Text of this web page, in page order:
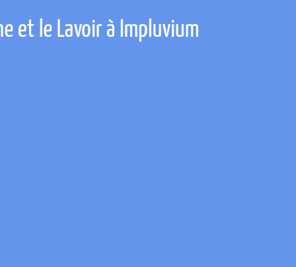
et le Lavoir à Impluvium